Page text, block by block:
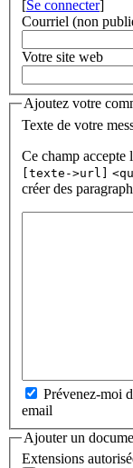
[Se connecter]
Courriel (non
Votre site web
Ajoutez votre
Texte de votre
Ce champ accepte
[texte->url]
créer des
Prévenez-moi
email
Ajouter un
Extensions